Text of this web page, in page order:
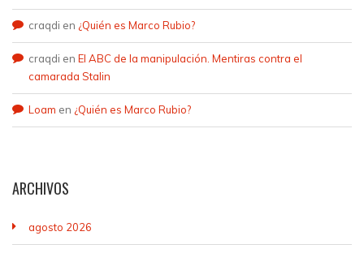
craqdi en ¿Quién es Marco Rubio?
craqdi en El ABC de la manipulación. Mentiras contra el
camarada Stalin
Loam en ¿Quién es Marco Rubio?
ARCHIVOS
agosto 2026